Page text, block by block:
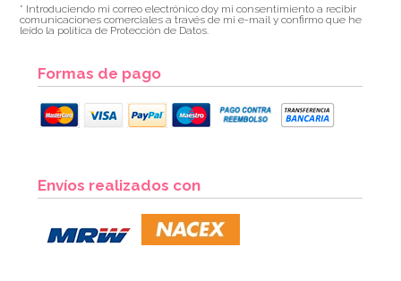
* Introduciendo mi correo electrónico doy mi consentimiento a recibir
comunicaciones comerciales a través de mi e-mail y confirmo que he
leído la política de Protección de Datos.
Formas de pago
Envíos realizados con